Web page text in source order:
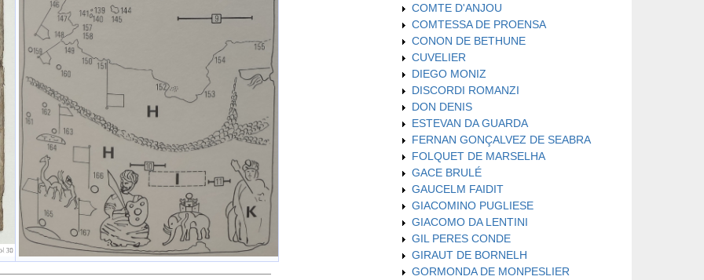
COMTE D'ANJOU
COMTESSA DE PROENSA
CONON DE BETHUNE
CUVELIER
DIEGO MONIZ
DISCORDI ROMANZI
DON DENIS
ESTEVAN DA GUARDA
FERNAN GONÇALVEZ DE SEABRA
FOLQUET DE MARSELHA
GACE BRULÉ
GAUCELM FAIDIT
GIACOMINO PUGLIESE
GIACOMO DA LENTINI
GIL PERES CONDE
GIRAUT DE BORNELH
GORMONDA DE MONPESLIER